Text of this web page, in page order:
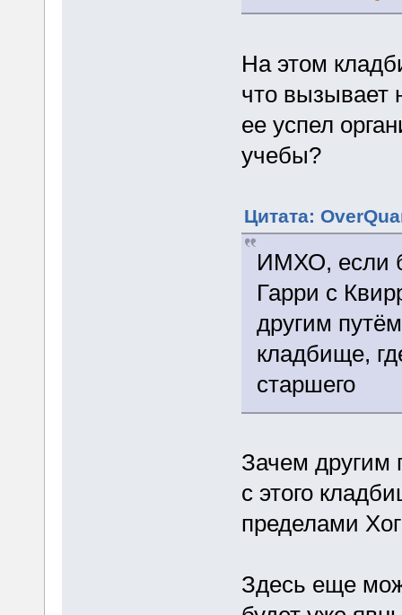
На этом
что вызывает
ее успел
учебы?
Цитата:
ИМХО, если
Гарри с
другим
кладбище,
старшего
Зачем другим
с этого
пределами
Здесь еще